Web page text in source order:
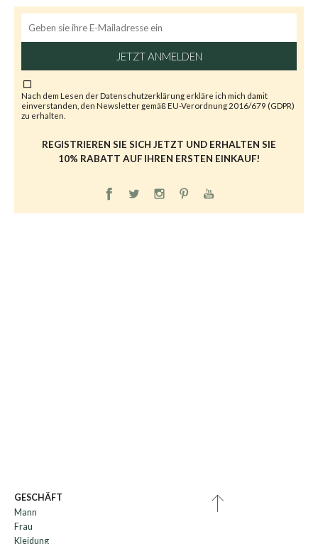
JETZT ANMELDEN
Nach dem Lesen derDatenschutzerklärung erkläre ich mich damit
einverstanden, den Newsletter gemäß EU-Verordnung 2016/679 (GDPR)
zu erhalten.
REGISTRIEREN SIE SICH JETZT UND ERHALTEN SIE
10% RABATT AUF IHREN ERSTEN EINKAUF!
GESCHÄFT
Mann
Frau
Kleidung